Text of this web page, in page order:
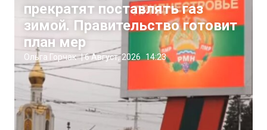
прекратят поставлять газ
зимой. Правительство готовит
план мер
Ольга Горчак |6 Август, 2026 14:23